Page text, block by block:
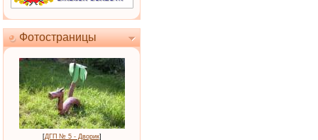
Фотостраницы
[ДГП № 5 - Дворик]